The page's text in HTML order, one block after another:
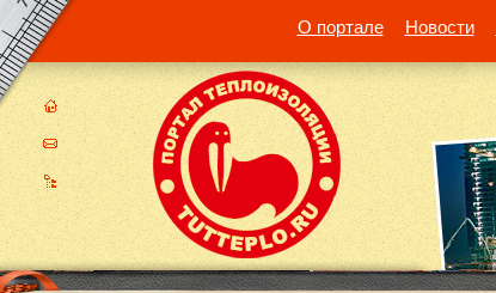
О портале Новости